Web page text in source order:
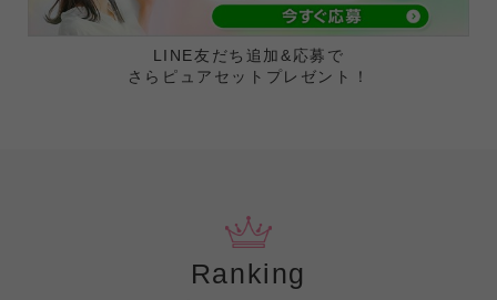
LINE友だち追加&応募で
さらピュアセットプレゼント！
Ranking